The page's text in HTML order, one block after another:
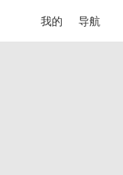
我的 导航